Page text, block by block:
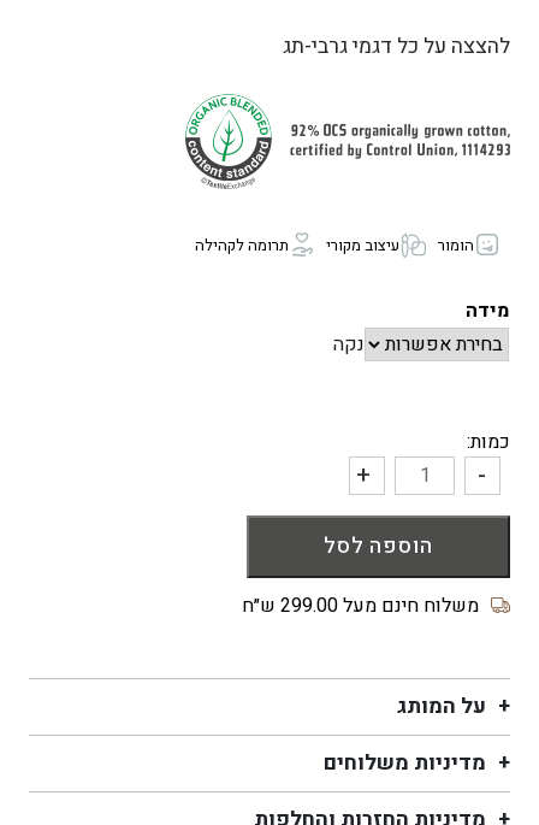
להצצה על כל דגמי גרבי-תג
הומור עיצוב מקורי תרומה לקהילה
מידה
נקה
כמות:
כמות
של
מכותנה
אורגנית
-
+
הוספה לסל
משלוח חינם מעל 299.00 ש״ח
על המותג
מדיניות משלוחים